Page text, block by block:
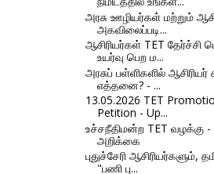
அரசு ஊழியர்கள் மற்றும்
அகவிலைப்படி...
ஆசிரியர்கள் TET தேர்ச்சி
உயர்வு பெற ம...
அரசுப் பள்ளிகளில் ஆசிரியர்
எத்தனை? - ...
13.05.2026 TET
Petition - Up...
உச்சநீதிமன்ற TET வழக்கு
அறிக்கை
புதுச்சேரி ஆசிரியர்களும்,
"பணி பு...